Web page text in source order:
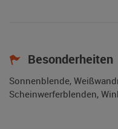
Besonderheiten
Sonnenblende,
Scheinwerferblenden,